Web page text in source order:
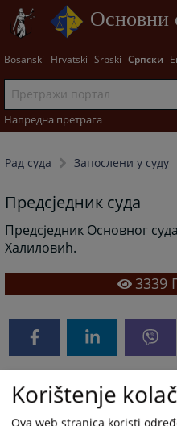
Основни
Bosanski Hrvatski Srpski Српски
Напредна претрага
Рад суда Запослени у суду
Предсједник суда
Предсједник Основног
Халиловић.
3339
Korištenje
Ova web stranica koristi